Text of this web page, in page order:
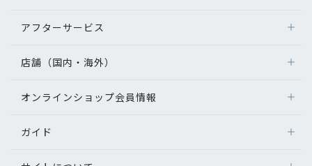
アフターサービス
店舗（国内・海外）
オンラインショップ会員情報
ガイド